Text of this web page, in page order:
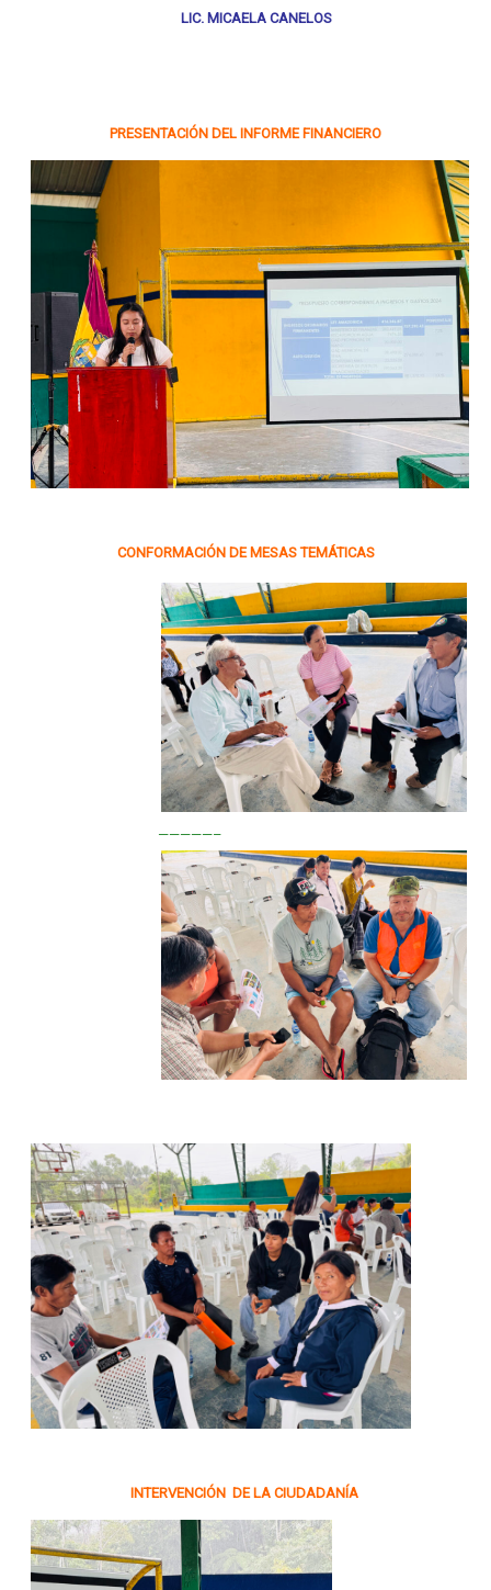
LIC. MICAELA CANELOS
PRESENTACIÓN DEL INFORME FINANCIERO
CONFORMACIÓN DE MESAS TEMÁTICAS
—————–
INTERVENCIÓN DE LA CIUDADANÍA